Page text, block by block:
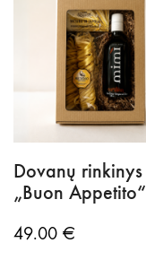
Dovanų rinkinys
„Buon Appetito“
49.00 €